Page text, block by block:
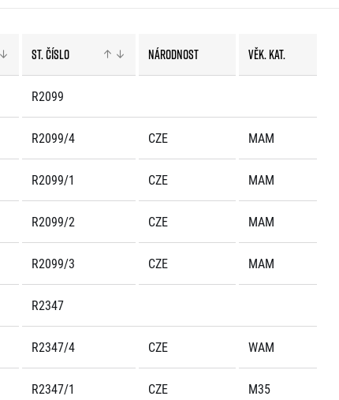
St. číslo Národnost Věk. kat.
R2099
R2099/4 CZE MAM
R2099/1 CZE MAM
R2099/2 CZE MAM
R2099/3 CZE MAM
R2347
R2347/4 CZE WAM
R2347/1 CZE M35